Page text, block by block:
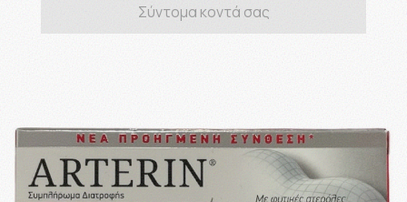
Σύντομα κοντά σας